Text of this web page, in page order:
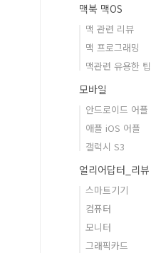
맥북 맥OS
맥 관련 리뷰
맥 프로그래밍
맥관련 유용한 팁
모바일
안드로이드 어플
애플 iOS 어플
갤럭시 S3
얼리어답터_리뷰
스마트기기
컴퓨터
모니터
그래픽카드